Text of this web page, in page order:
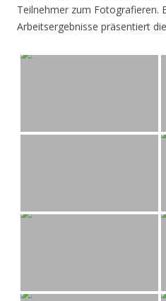
Teilnehmer zum Fotografieren.
Arbeitsergebnisse präsentiert